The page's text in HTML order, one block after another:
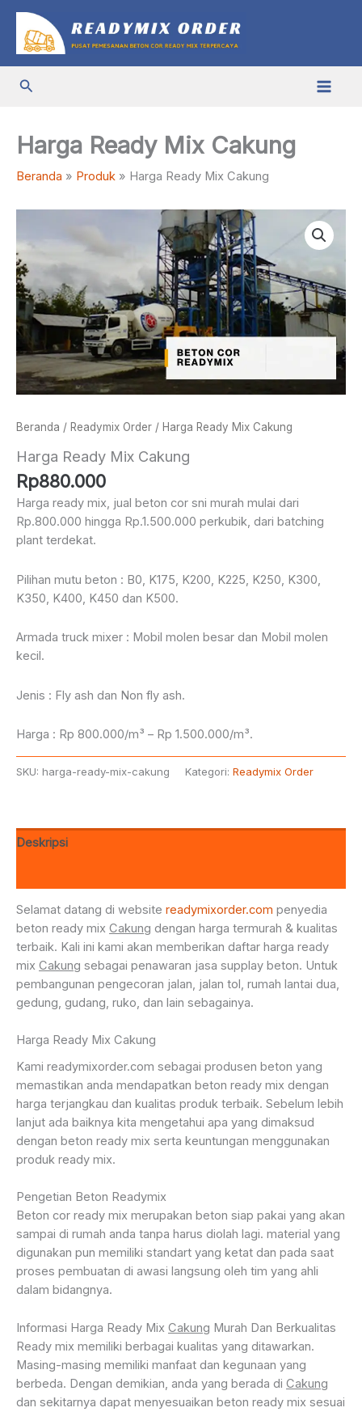
konten
Cari
Harga Ready Mix Cakung
Beranda Produk Harga Ready Mix Cakung
Beranda / Readymix Order / Harga Ready Mix Cakung
Harga Ready Mix Cakung
Rp880.000
Harga ready mix, jual beton cor sni murah mulai dari
Rp.800.000 hingga Rp.1.500.000 perkubik, dari batching
plant terdekat.
Pilihan mutu beton : B0, K175, K200, K225, K250, K300,
K350, K400, K450 dan K500.
Armada truck mixer : Mobil molen besar dan Mobil molen
kecil.
Jenis : Fly ash dan Non fly ash.
Harga : Rp 800.000/m³ – Rp 1.500.000/m³.
SKU: harga-ready-mix-cakung Kategori: Readymix Order
Deskripsi
Selamat datang di website readymixorder.com penyedia
beton ready mix Cakung dengan harga termurah & kualitas
terbaik. Kali ini kami akan memberikan daftar harga ready
mix Cakung sebagai penawaran jasa supplay beton. Untuk
pembangunan pengecoran jalan, jalan tol, rumah lantai dua,
gedung, gudang, ruko, dan lain sebagainya.
Harga Ready Mix Cakung
Kami readymixorder.com sebagai produsen beton yang
memastikan anda mendapatkan beton ready mix dengan
harga terjangkau dan kualitas produk terbaik. Sebelum lebih
lanjut ada baiknya kita mengetahui apa yang dimaksud
dengan beton ready mix serta keuntungan menggunakan
produk ready mix.
Pengetian Beton Readymix
Beton cor ready mix merupakan beton siap pakai yang akan
sampai di rumah anda tanpa harus diolah lagi. material yang
digunakan pun memiliki standart yang ketat dan pada saat
proses pembuatan di awasi langsung oleh tim yang ahli
dalam bidangnya.
Informasi Harga Ready Mix Cakung Murah Dan Berkualitas
Ready mix memiliki berbagai kualitas yang ditawarkan.
Masing-masing memiliki manfaat dan kegunaan yang
berbeda. Dengan demikian, anda yang berada di Cakung
dan sekitarnya dapat menyesuaikan beton ready mix sesuai